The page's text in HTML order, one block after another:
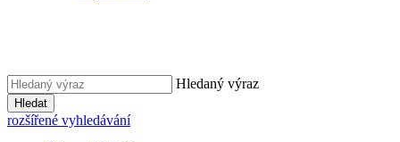
Hledaný výraz
Hledat
rozšířené vyhledávání